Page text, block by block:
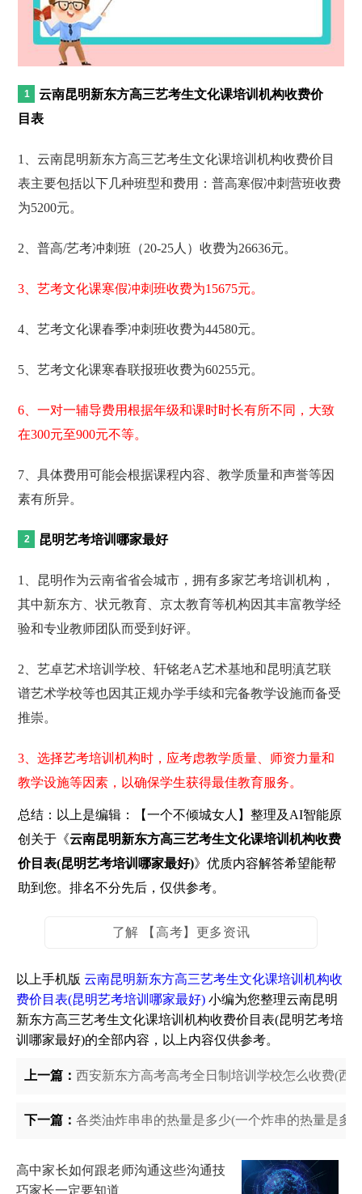
云南昆明新东方高三艺考生文化课培训机构收费价
目表
1、云南昆明新东方高三艺考生文化课培训机构收费价目
表主要包括以下几种班型和费用：普高寒假冲刺营班收费
为5200元。
2、普高/艺考冲刺班（20-25人）收费为26636元。
3、艺考文化课寒假冲刺班收费为15675元。
4、艺考文化课春季冲刺班收费为44580元。
5、艺考文化课寒春联报班收费为60255元。
6、一对一辅导费用根据年级和课时时长有所不同，大致
在300元至900元不等。
7、具体费用可能会根据课程内容、教学质量和声誉等因
素有所异。
昆明艺考培训哪家最好
1、昆明作为云南省省会城市，拥有多家艺考培训机构，
其中新东方、状元教育、京太教育等机构因其丰富教学经
验和专业教师团队而受到好评。
2、艺卓艺术培训学校、轩铭老A艺术基地和昆明滇艺联
谱艺术学校等也因其正规办学手续和完备教学设施而备受
推崇。
3、选择艺考培训机构时，应考虑教学质量、师资力量和
教学设施等因素，以确保学生获得最佳教育服务。
总结：以上是编辑：【一个不倾城女人】整理及AI智能原
创关于《云南昆明新东方高三艺考生文化课培训机构收费
价目表(昆明艺考培训哪家最好)》优质内容解答希望能帮
助到您。排名不分先后，仅供参考。
了解 【高考】更多资讯
以上手机版 云南昆明新东方高三艺考生文化课培训机构收
费价目表(昆明艺考培训哪家最好) 小编为您整理云南昆明
新东方高三艺考生文化课培训机构收费价目表(昆明艺考培
训哪家最好)的全部内容，以上内容仅供参考。
上一篇： 西安新东方高考高考全日制培训学校怎么收费(西
下一篇： 各类油炸串串的热量是多少(一个炸串的热量是多
高中家长如何跟老师沟通这些沟通技
巧家长一定要知道